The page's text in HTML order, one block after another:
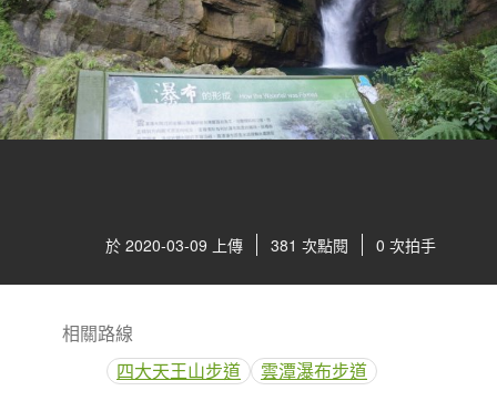
於 2020-03-09 上傳 381 次點閱 0 次拍手
相關路線
四大天王山步道
雲潭瀑布步道